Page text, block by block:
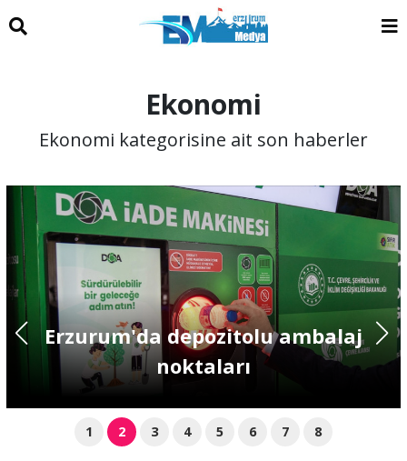
Ekonomi
Ekonomi kategorisine ait son haberler
Erzurum'da depozitolu ambalaj
noktaları
1 2 3 4 5 6 7 8